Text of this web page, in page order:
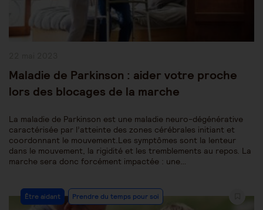
Maladie de Parkinson : aider votre proche
lors des blocages de la marche
La maladie de Parkinson est une maladie neuro-dégénérative
caractérisée par l’atteinte des zones cérébrales initiant et
coordonnant le mouvement.Les symptômes sont la lenteur
dans le mouvement, la rigidité et les tremblements au repos. La
marche sera donc forcément impactée : une…
Post
Category:
Être aidant Prendre du temps pour soi